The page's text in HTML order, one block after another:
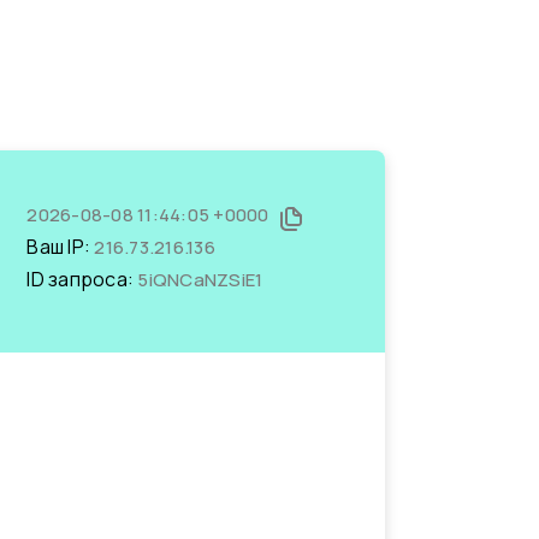
2026-08-08 11:44:05 +0000
Ваш IP:216.73.216.136
ID запроса: 5iQNCaNZSiE1